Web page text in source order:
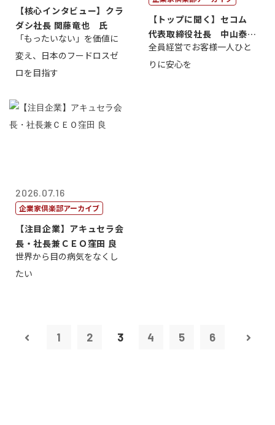
【核心インタビュー】クラ
ダシ社長 関藤竜也 氏
「もったいない」を価値に
変え、日本のフードロスゼ
ロを目指す
【トップに聞く】セコム
代表取締役社長 中山泰
男
全員経営でお客様一人ひと
りに安心を
2026.07.16
企業家倶楽部アーカイブ
【注目企業】アキュセラ会
長・社長兼ＣＥＯ窪田 良
世界から目の病気をなくし
たい
1 2 3 4 5 6